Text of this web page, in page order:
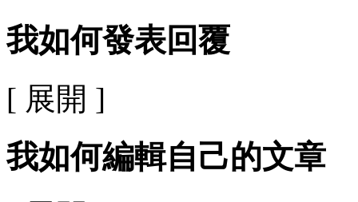
我如何發表回覆
[ 展開 ]
我如何編輯自己的文章